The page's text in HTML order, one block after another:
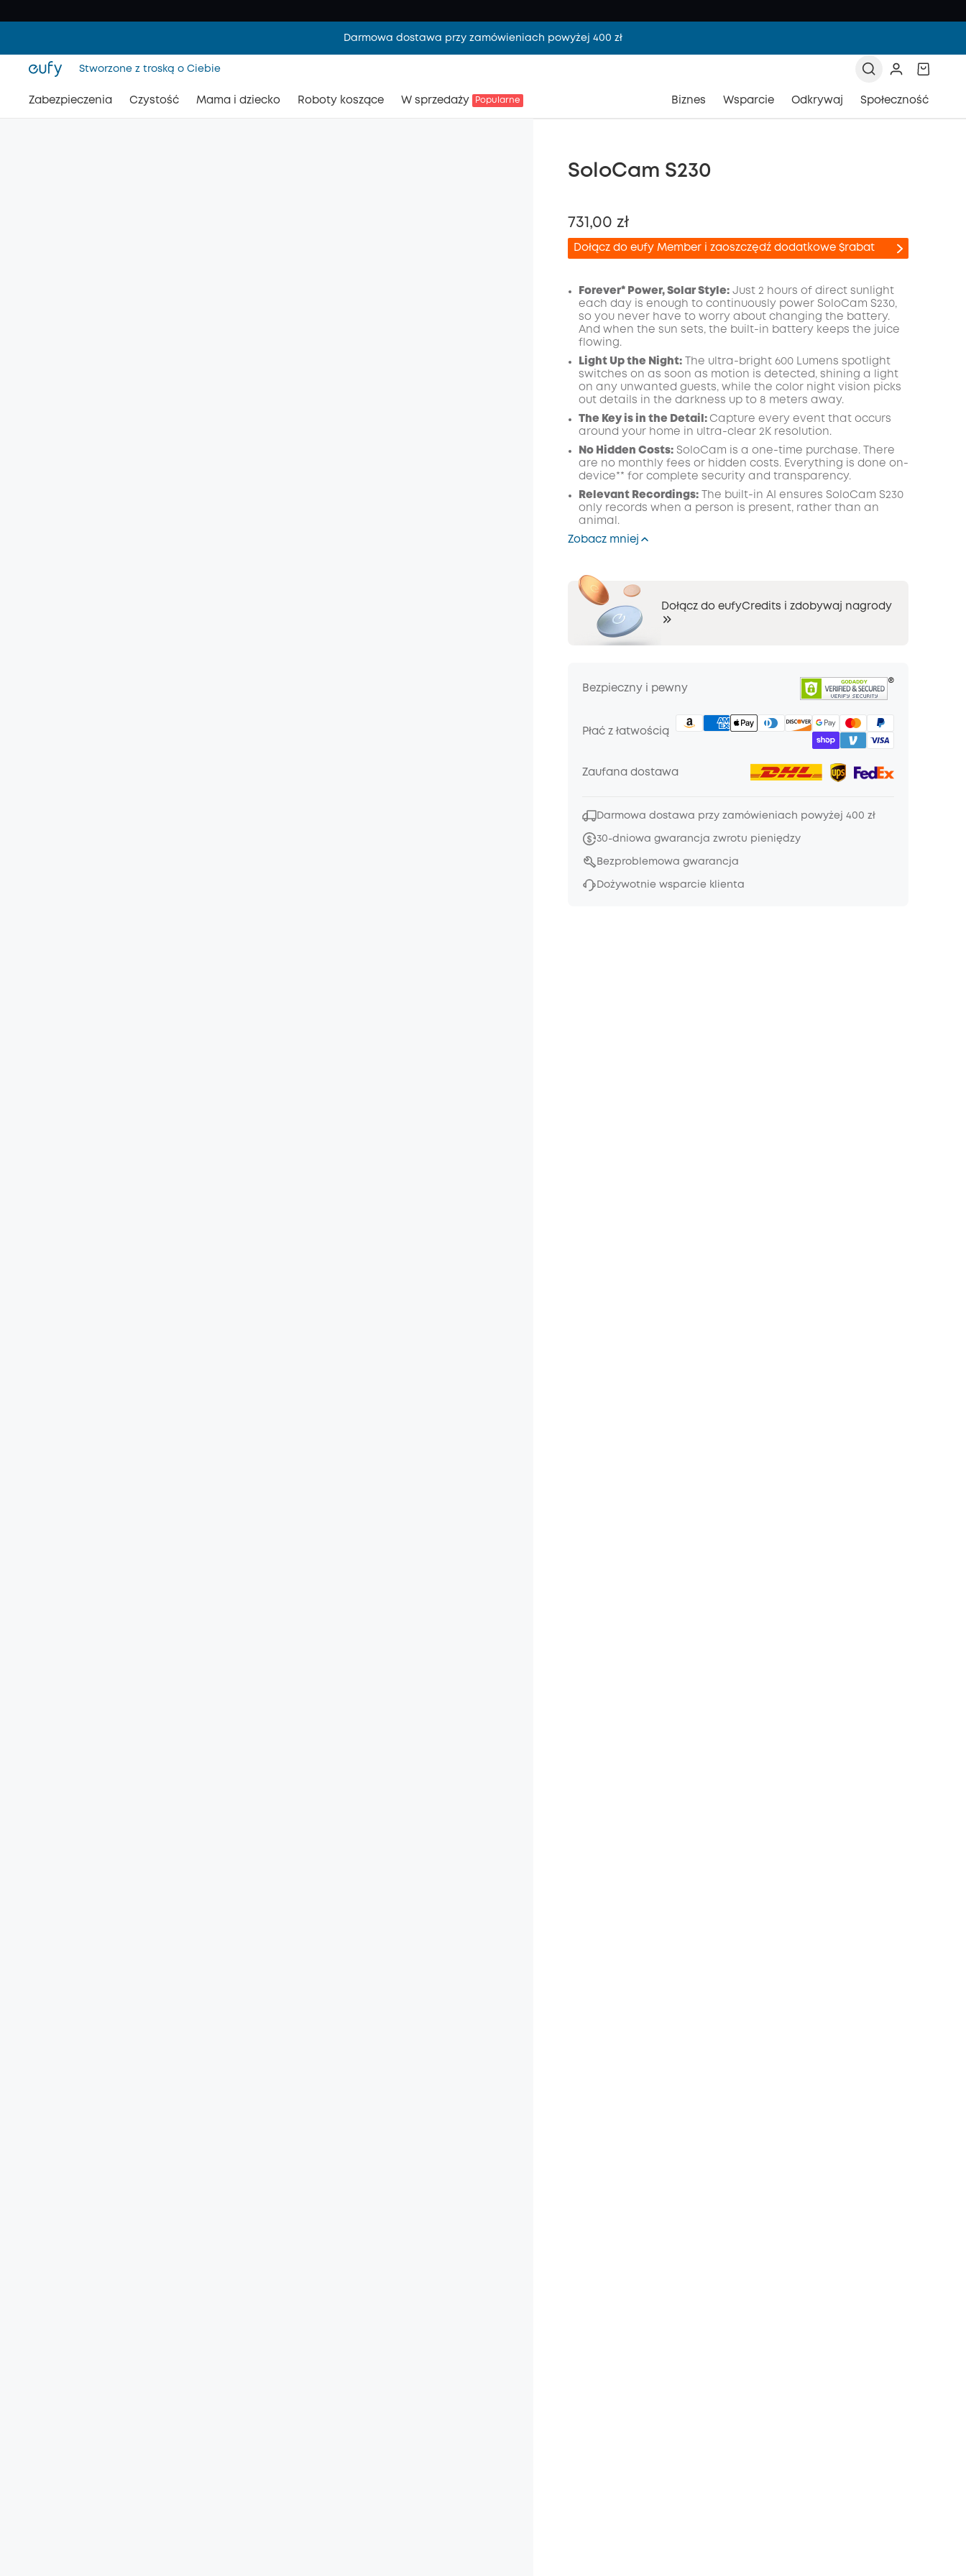
Darmowa dostawa przy zamówieniach powyżej 400 zł
Stworzone z troską o Ciebie
Zabezpieczenia Czystość Mama i dziecko Roboty koszące W sprzedaży Popularne Biznes Wsparcie Odkrywaj Społeczność
SoloCam S230
731,00 zł
Dołącz do eufy Member i zaoszczędź dodatkowe $rabat
Wyłączony
Kod
KOPIA
Forever* Power, Solar Style: Just 2 hours of direct sunlight
each day is enough to continuously power SoloCam S230,
so you never have to worry about changing the battery.
And when the sun sets, the built-in battery keeps the juice
flowing.
Light Up the Night:
The ultra-bright 600 Lumens spotlight
switches on as soon as motion is detected, shining a light
on any unwanted guests, while the color night vision picks
out details in the darkness up to 8 meters away.
The Key is in the Detail: Capture every event that occurs
around your home in ultra-clear 2K resolution.
No Hidden Costs: SoloCam is a one-time purchase. There
are no monthly fees or hidden costs. Everything is done on-
device** for complete security and transparency.
Relevant Recordings:
The built-in AI ensures SoloCam S230
only records when a person is present, rather than an
animal.
Zobacz mniej
Dołącz do eufyCredits i zdobywaj nagrody
Bezpieczny i pewny
Płać z łatwością
Zaufana dostawa
Darmowa dostawa przy zamówieniach powyżej 400 zł
30-dniowa gwarancja zwrotu pieniędzy
Bezproblemowa gwarancja
Dożywotnie wsparcie klienta